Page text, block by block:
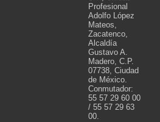
Profesional
Adolfo López
Mateos,
Zacatenco,
Alcaldía
Gustavo A.
Madero, C.P.
07738, Ciudad
de México.
Conmutador:
55 57 29 60 00
/ 55 57 29 63
00.